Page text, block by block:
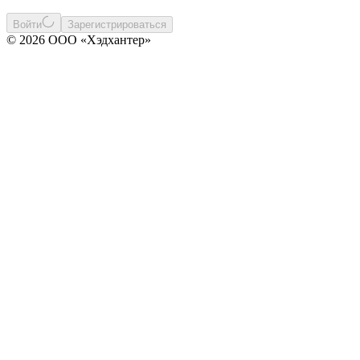
Войти Зарегистрироваться
© 2026 ООО «Хэдхантер»